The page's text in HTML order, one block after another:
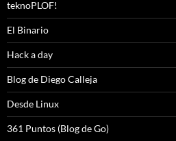
teknoPLOF!
El Binario
Hack a day
Blog de Diego Calleja
Desde Linux
361 Puntos (Blog de Go)